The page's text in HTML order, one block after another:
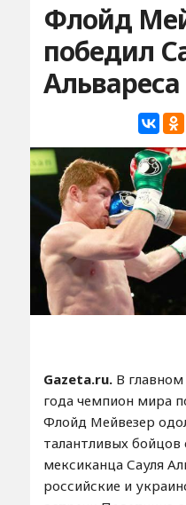
Флойд
победил
Gazeta.ru. В
года чемпион мира
Флойд Мейвезер
талантливых бойцов
мексиканца Сауля
российские и